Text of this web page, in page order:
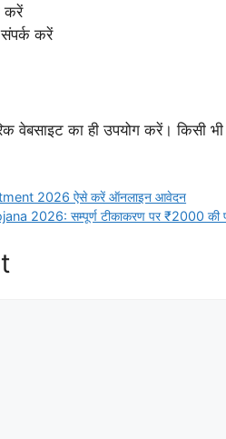
करें
करें
का ही उपयोग करें। किसी भी
2026 ऐसे करें ऑनलाइन आवेदन
सम्पूर्ण टीकाकरण पर ₹2000 की